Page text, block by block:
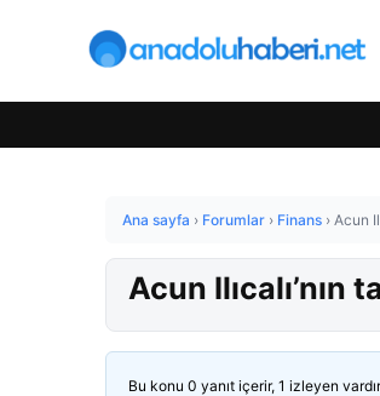
Ana sayfa › Forumlar › Finans › Acun
Acun Ilıcalı’nın
Bu konu 0 yanıt içerir, 1 izleyen